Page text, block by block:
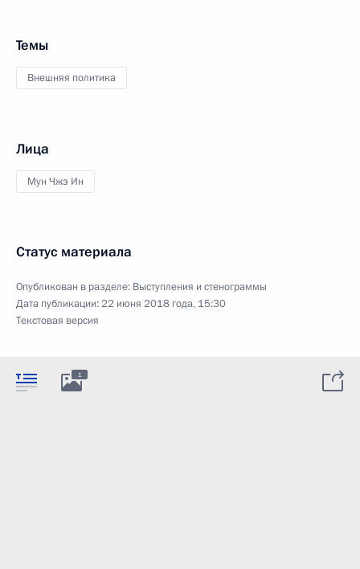
Темы
Внешняя политика
Лица
Мун Чжэ Ин
Статус материала
Опубликован в разделе: Выступления и стенограммы
Дата публикации:22 июня 2018 года, 15:30
Текстовая версия
1